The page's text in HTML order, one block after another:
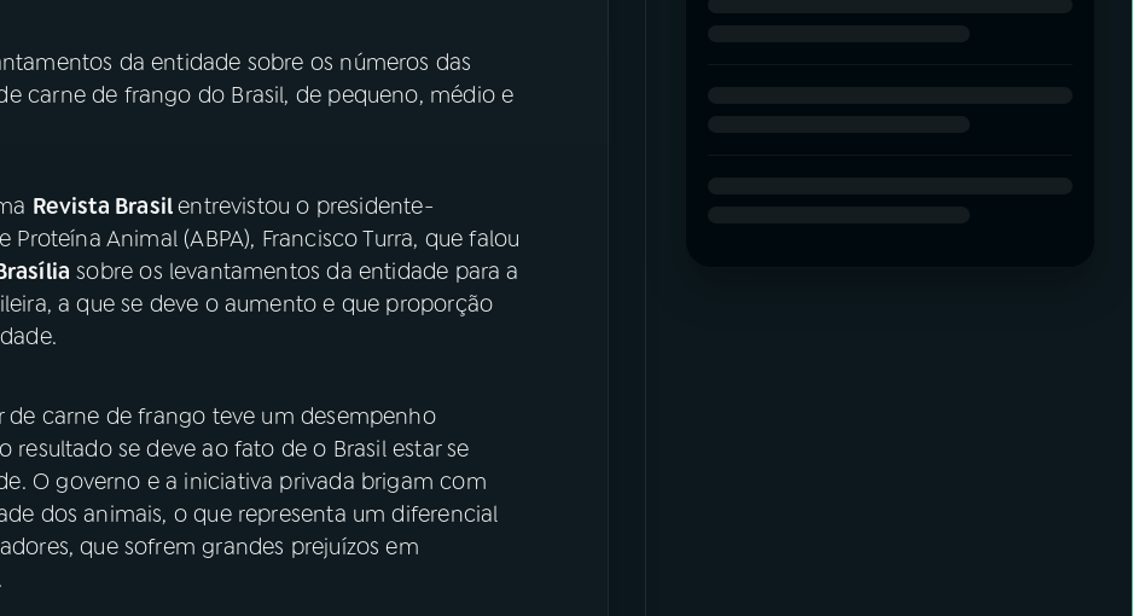
da entidade sobre os números das
carne de frango do Brasil, de pequeno, médio e
Revista Brasilentrevistou o presidente-
Animal (ABPA), Francisco Turra, que falou
sobre os levantamentos da entidade para a
a que se deve o aumento e que proporção
de carne de frango teve um desempenho
resultado se deve ao fato de o Brasil estar se
O governo e a iniciativa privada brigam com
dos animais, o que representa um diferencial
que sofrem grandes prejuízos em